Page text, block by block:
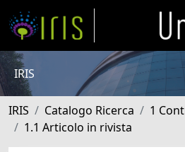
IRIS
IRIS Catalogo Ricerca
1
1.1 Articolo in rivista